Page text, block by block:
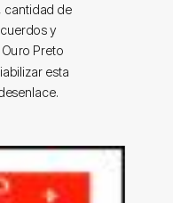
cantidad de
y
Preto
esta